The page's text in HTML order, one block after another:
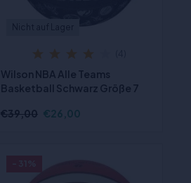
Wilson NBA Alle Teams
Basketball Schwarz Größe 7
€39,00 €26,00